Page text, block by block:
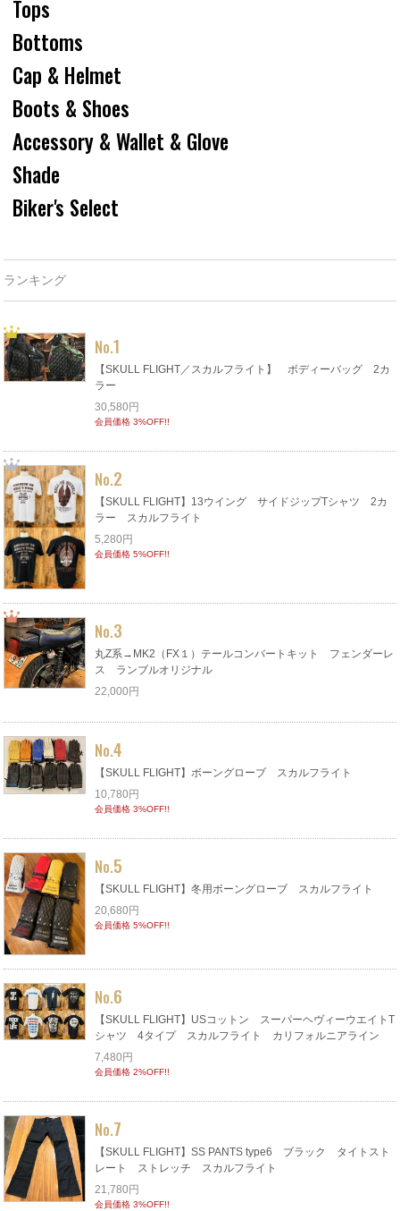
Tops
Bottoms
Cap & Helmet
Boots & Shoes
Accessory & Wallet & Glove
Shade
Biker's Select
ランキング
No.1
【SKULL FLIGHT／スカルフライト】 ボディーバッグ 2カ
ラー
30,580円
会員価格 3%OFF!!
No.2
【SKULL FLIGHT】13ウイング サイドジップTシャツ 2カ
ラー スカルフライト
5,280円
会員価格 5%OFF!!
No.3
丸Z系→MK2（FX１）テールコンバートキット フェンダーレ
ス ランブルオリジナル
22,000円
No.4
【SKULL FLIGHT】ボーングローブ スカルフライト
10,780円
会員価格 3%OFF!!
No.5
【SKULL FLIGHT】冬用ボーングローブ スカルフライト
20,680円
会員価格 5%OFF!!
No.6
【SKULL FLIGHT】USコットン スーパーヘヴィーウエイトT
シャツ 4タイプ スカルフライト カリフォルニアライン
7,480円
会員価格 2%OFF!!
No.7
【SKULL FLIGHT】SS PANTS type6 ブラック タイトスト
レート ストレッチ スカルフライト
21,780円
会員価格 3%OFF!!